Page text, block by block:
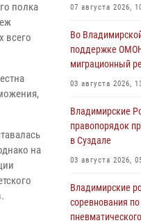
полка
всего
на
07 августа 2026,
Во
поддержке
миграционный
03 августа 2026,
Владимирские
правопорядок
в Суздале
03 августа 2026,
Владимирские
соревнования